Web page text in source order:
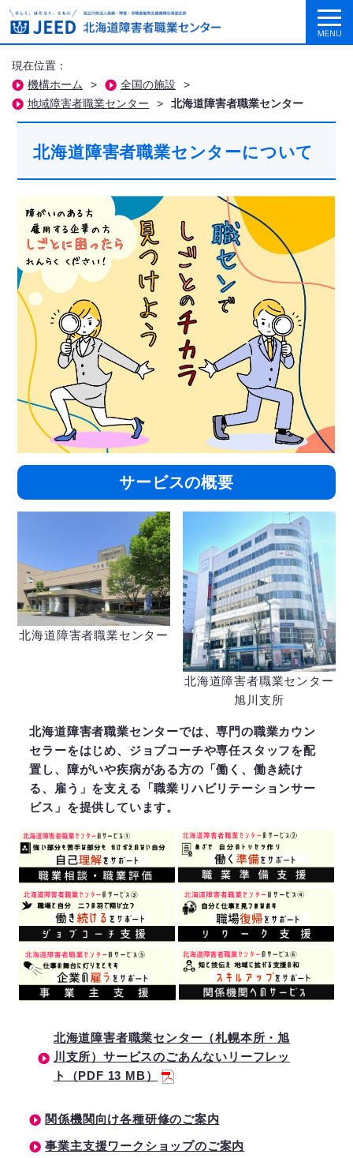
現在位置：
機構ホーム
> 全国の施設
>
地域障害者職業センター
> 北海道障害者職業センター
北海道障害者職業センターについて
サービスの概要
北海道障害者職業センター
北海道障害者職業センター
旭川支所
北海道障害者職業センターでは、専門の職業カウン
セラーをはじめ、ジョブコーチや専任スタッフを配
置し、障がいや疾病がある方の「働く、働き続け
る、雇う」を支える「職業リハビリテーションサー
ビス」を提供しています。
北海道障害者職業センター（札幌本所・旭
川支所）サービスのごあんないリーフレッ
ト（PDF 13 MB）
関係機関向け各種研修のご案内
事業主支援ワークショップのご案内